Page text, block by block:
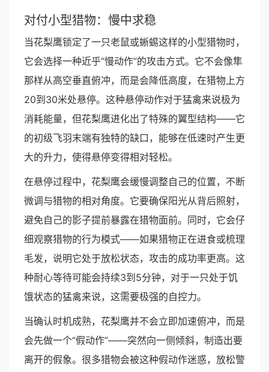
对付小型猎物：慢中求稳
当花梨鹰锁定了一只老鼠或蜥蜴这样的小型猎物时，
它会选择一种近乎“慢动作”的攻击方式。它不会像隼
那样从高空垂直俯冲，而是会降低高度，在猎物上方
20到30米处悬停。这种悬停动作对于猛禽来说极为
消耗能量，但花梨鹰进化出了特殊的翼型结构——它
的初级飞羽末端有独特的缺口，能够在低速时产生更
大的升力，使得悬停变得相对轻松。
在悬停过程中，花梨鹰会缓慢调整自己的位置，不断
微调与猎物的相对角度。它要确保阳光从背后照射，
避免自己的影子提前暴露在猎物面前。同时，它会仔
细观察猎物的行为模式——如果猎物正在进食或梳理
毛发，说明它处于放松状态，攻击的成功率更高。这
种耐心等待可能会持续3到5分钟，对于一只处于饥
饿状态的猛禽来说，这需要极强的自控力。
当确认时机成熟，花梨鹰并不会立即加速俯冲，而是
会先做一个“假动作”——突然向一侧倾斜，制造出要
离开的假象。很多猎物会被这种假动作迷惑，放松警